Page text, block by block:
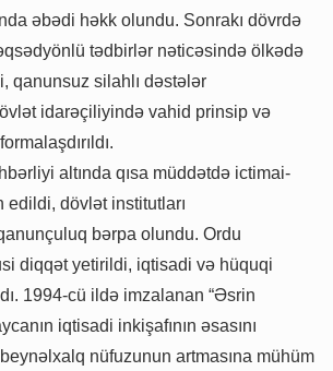
əbədi həkk olundu. Sonrakı dövrdə
tədbirlər nəticəsində ölkədə
qanunsuz silahlı dəstələr
idarəçiliyində vahid prinsip və
altında qısa müddətdə ictimai-
dövlət institutları
bərpa olundu. Ordu
diqqət yetirildi, iqtisadi və hüquqi
1994-cü ildə imzalanan “Əsrin
iqtisadi inkişafının əsasını
nüfuzunun artmasına mühüm